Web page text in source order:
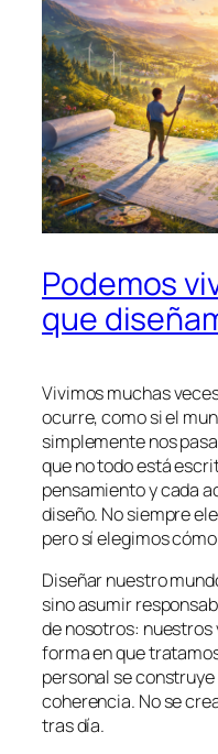
Podemos
que
Vivimos muchas
ocurre, como si el
simplemente nos
que no todo está
pensamiento y cada
diseño. No siempre
pero sí elegimos
Diseñar nuestro
sino asumir
de nosotros: nuestros
forma en que
personal se
coherencia. No se
tras día.